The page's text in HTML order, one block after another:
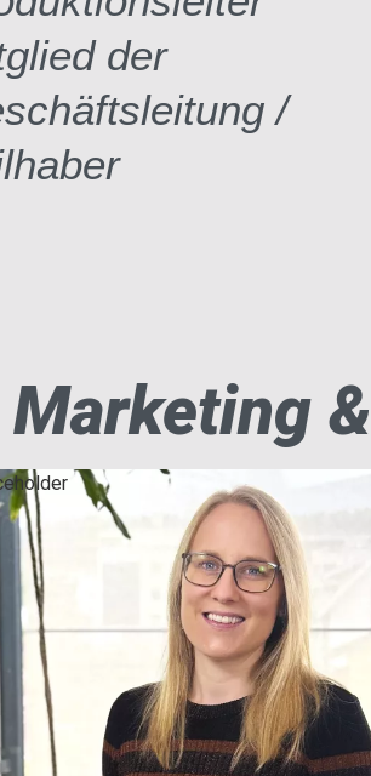
der
/